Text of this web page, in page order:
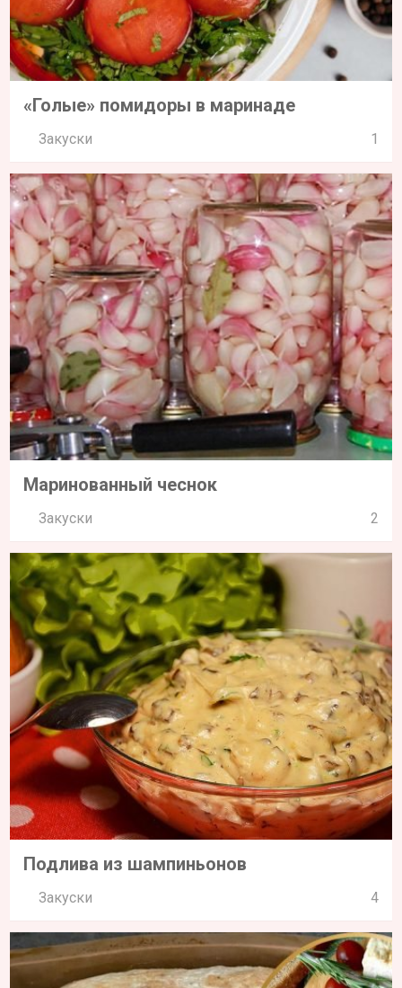
«Голые» помидоры в маринаде
Закуски 1
Маринованный чеснок
Закуски 2
Подлива из шампиньонов
Закуски 4